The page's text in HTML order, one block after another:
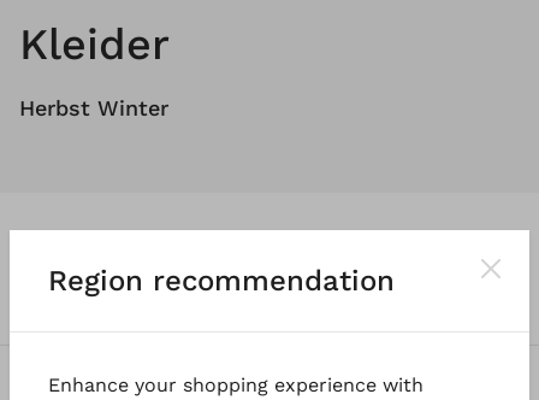
Kleider
Herbst Winter
Kleider Filter
Unsere Auswahl
Region recommendation
Enhance your shopping experience with